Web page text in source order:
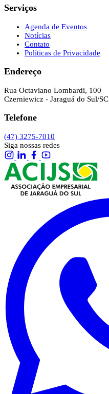
Serviços
Agenda de Eventos
Notícias
Contato
Políticas de Privacidade
Endereço
Rua Octaviano Lombardi, 100
Czerniewicz - Jaraguá do Sul/SC
Telefone
(47) 3275-7010
Siga nossas redes